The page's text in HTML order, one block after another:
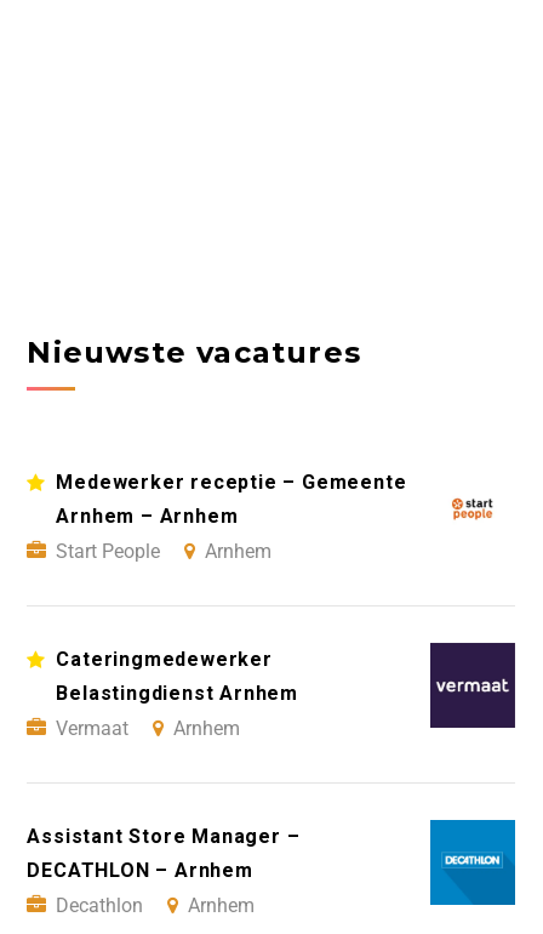
Nieuwste vacatures
Medewerker receptie – Gemeente
Arnhem – Arnhem
Start People
Arnhem
Cateringmedewerker
Belastingdienst Arnhem
Vermaat
Arnhem
Assistant Store Manager –
DECATHLON – Arnhem
Decathlon
Arnhem